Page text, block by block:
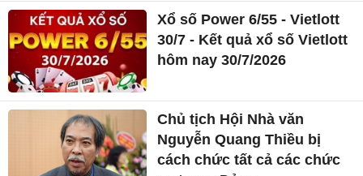
Xổ số Power 6/55 - Vietlott
30/7 - Kết quả xổ số Vietlott
hôm nay 30/7/2026
Chủ tịch Hội Nhà văn
Nguyễn Quang Thiều bị
cách chức tất cả các chức